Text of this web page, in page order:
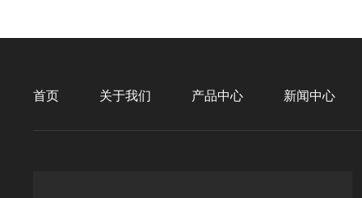
首页 关于我们 产品中心 新闻中心